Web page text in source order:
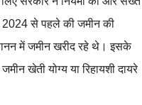
2024 से पहले की जमीन की
में जमीन खरीद रहे थे। इसके
खेती योग्य या रिहायशी दायरे